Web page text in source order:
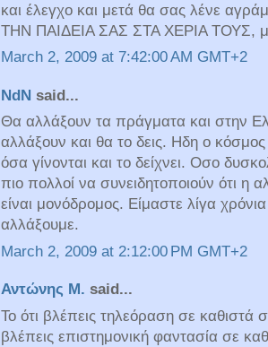
και έλεγχο και μετά θα σας λένε
ΤΗΝ ΠΑΙΔΕΙΑ ΣΑΣ ΣΤΑ ΧΕΡΙΑ ΤΟΥΣ,
March 2, 2009 at 7:42:00 AM GMT+2
NdN said...
Θα αλλάξουν τα πράγματα και στην
αλλάξουν και θα το δεις. Ηδη ο
όσα γίνονται και το δείχνει. Οσο
πιο πολλοί να συνειδητοποιούν ότι
είναι μονόδρομος. Είμαστε λίγα
αλλάξουμε.
March 2, 2009 at 2:12:00 PM GMT+2
Αντώνης Μ. said...
Το ότι βλέπεις τηλεόραση σε καθιστά
βλέπεις επιστημονική φαντασία σε